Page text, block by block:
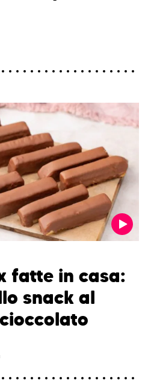
fatte in casa:
snack al